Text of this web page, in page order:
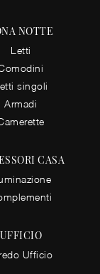
NOTTE
Letti
singoli
Armadi
CASA
UFFICIO
Ufficio